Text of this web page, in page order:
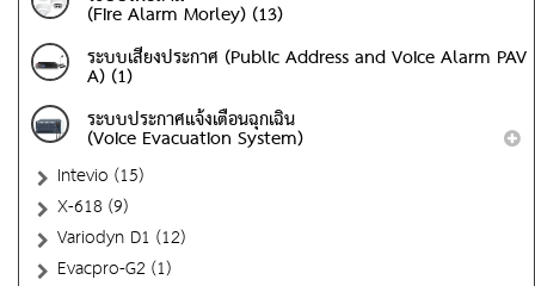
(Fire Alarm Morley) (13)
ระบบเสียงประกาศ (Public Address and Voice Alarm PAV
A) (1)
ระบบประกาศแจ้งเตือนฉุกเฉิน
(Voice Evacuation System)
Intevio (15)
X-618 (9)
Variodyn D1 (12)
Evacpro-G2 (1)